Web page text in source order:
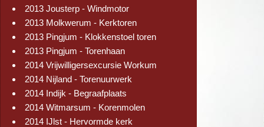
2013 Jousterp - Windmotor
2013 Molkwerum - Kerktoren
2013 Pingjum - Klokkenstoel toren
2013 Pingjum - Torenhaan
2014 Vrijwilligersexcursie Workum
2014 Nijland - Torenuurwerk
2014 Indijk - Begraafplaats
2014 Witmarsum - Korenmolen
2014 IJlst - Hervormde kerk